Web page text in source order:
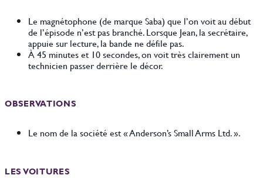
Le magnétophone (de marque Saba) que l’on voit au début
de l’épisode n’est pas branché. Lorsque Jean, la secrétaire,
appuie sur lecture, la bande ne défile pas.
À 45 minutes et 10 secondes, on voit très clairement un
technicien passer derrière le décor.
OBSERVATIONS
Le nom de la société est « Anderson’s Small Arms Ltd. ».
LES VOITURES